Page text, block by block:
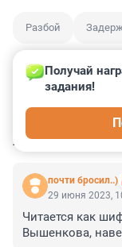
Разбой
почти бросил..)
Получай
задания!
29 июня 2023,
Читается как
Вышенкова,